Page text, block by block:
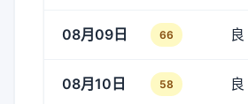
08月09日 66 良
08月10日 58 良